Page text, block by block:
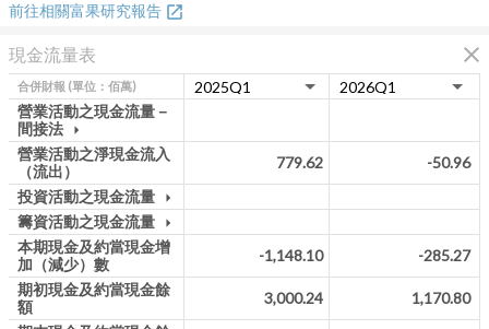
前往相關富果研究報告 open_in_new
現金流量表 close
合併財報 (單位：佰萬)
營業活動之現金流量－
間接法 arrow_drop_down
營業活動之淨現金流入
（流出）
779.62
-50.96
投資活動之現金流量 arrow_drop_down
籌資活動之現金流量 arrow_drop_down
本期現金及約當現金增
加（減少）數
-1,148.10
-285.27
期初現金及約當現金餘
額
3,000.24
1,170.80